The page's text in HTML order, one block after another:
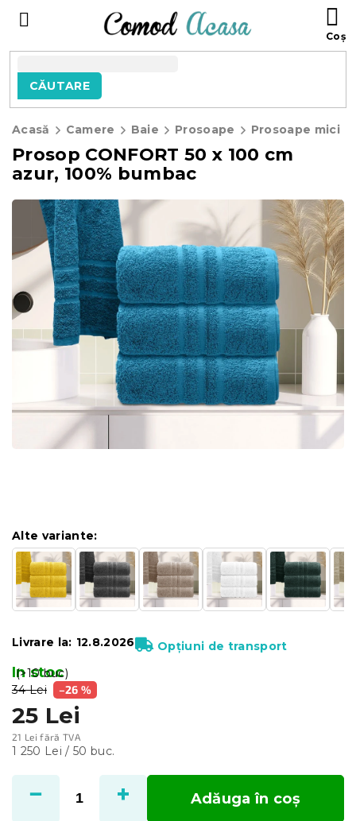
CĂUTARE
Acasă Camere Baie Prosoape Prosoape mici
Prosop CONFORT 50 x 100 cm
azur, 100% bumbac
34 Lei –26 %
25 Lei
21 Lei fără TVA
Evaluare
1 250 Lei / 50 buc.
In stoc
(>10 buc)
Alte variante:
Livrare la: 12.8.2026 Opțiuni de transport
Adăuga în coş